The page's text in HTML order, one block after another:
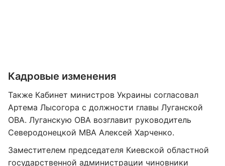
Кадровые изменения
Также Кабинет министров Украины согласовал
Артема Лысогора с должности главы Луганской
ОВА. Луганскую ОВА возглавит руководитель
Северодонецкой МВА Алексей Харченко.
Заместителем председателя Киевской областной
государственной администрации чиновники